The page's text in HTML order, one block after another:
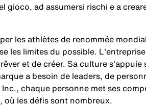
gioco, ad assumersi rischi e a
les athlètes de renommée
les limites du possible.
et de créer. Sa culture
a besoin de leaders, de
chaque personne met ses
les défis sont nombreux.